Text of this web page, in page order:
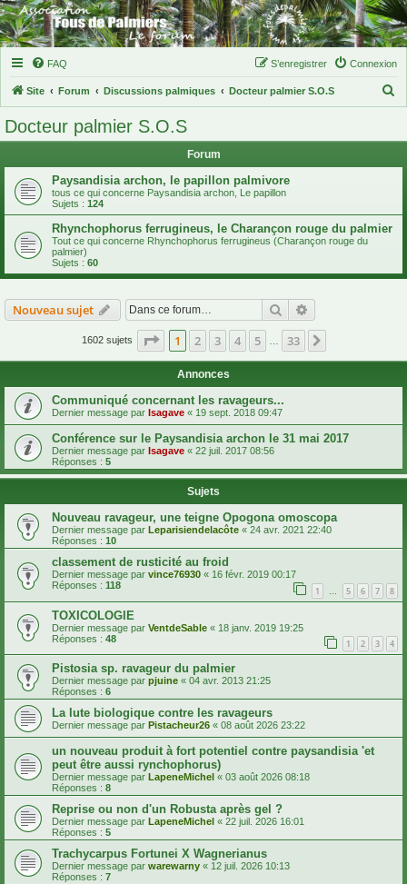
FAQ Connexion
S’enregistrer
Site Forum Discussions palmiques Docteur palmier S.O.S
Docteur palmier S.O.S
Forum
Paysandisia archon, le papillon palmivore
tous ce qui concerne Paysandisia archon, Le papillon
Sujets : 124
Rhynchophorus ferrugineus, le Charançon rouge du palmier
Tout ce qui concerne Rhynchophorus ferrugineus (Charançon rouge du
palmier)
Sujets : 60
Nouveau sujet Rechercher
1602 sujets Page 1sur33
1 2 3 4 5 33
Annonces
Communiqué concernant les ravageurs...
Dernier message par Isagave « 19 sept. 2018 09:47
Conférence sur le Paysandisia archon le 31 mai 2017
Dernier message par Isagave « 22 juil. 2017 08:56
Réponses : 5
Sujets
Nouveau ravageur, une teigne Opogona omoscopa
Dernier message par Leparisiendelacôte « 24 avr. 2021 22:40
Réponses : 10
classement de rusticité au froid
Dernier message par vince76930 « 16 févr. 2019 00:17
Réponses : 118 1 … 5 6 7 8
TOXICOLOGIE
Dernier message par VentdeSable « 18 janv. 2019 19:25
Réponses : 48 1 2 3 4
Pistosia sp. ravageur du palmier
Dernier message par pjuine « 04 avr. 2013 21:25
Réponses : 6
La lute biologique contre les ravageurs
Dernier message par Pistacheur26 « 08 août 2026 23:22
un nouveau produit à fort potentiel contre paysandisia 'et
peut être aussi rynchophorus)
Dernier message par LapeneMichel « 03 août 2026 08:18
Réponses : 8
Reprise ou non d'un Robusta après gel ?
Dernier message par LapeneMichel « 22 juil. 2026 16:01
Réponses : 5
Trachycarpus Fortunei X Wagnerianus
Dernier message par warewarny « 12 juil. 2026 10:13
Réponses : 7